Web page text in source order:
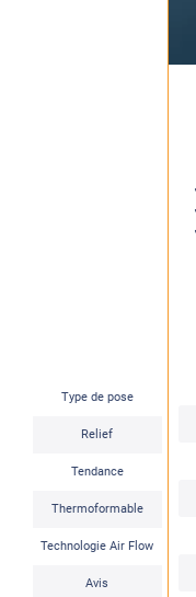
Type de pose
Relief
Tendance
Thermoformable
Technologie Air Flow
Avis